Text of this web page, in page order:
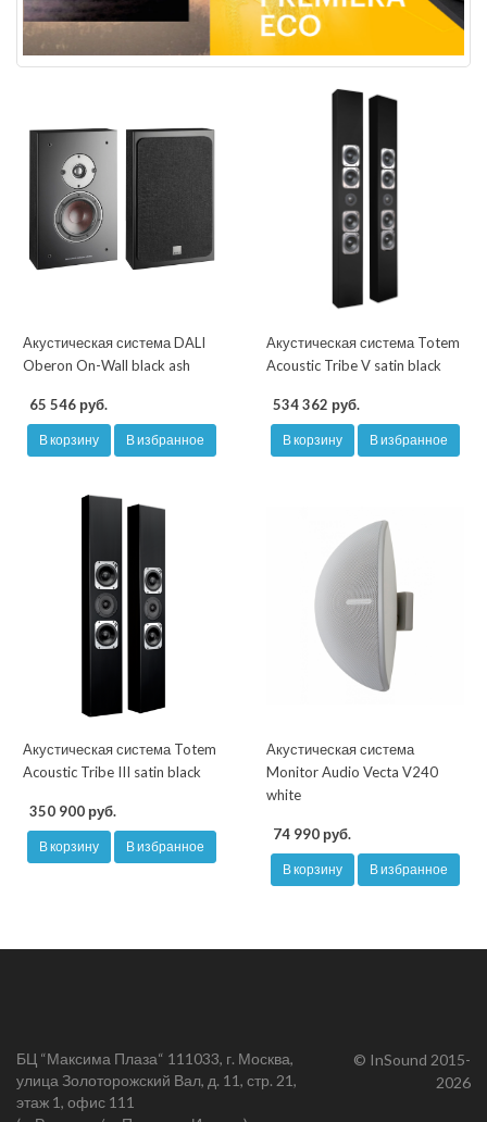
Акустическая система DALI
Oberon On-Wall black ash
65 546 руб.
В корзину В избранное
Акустическая система Totem
Acoustic Tribe V satin black
534 362 руб.
В корзину В избранное
Акустическая система Totem
Acoustic Tribe III satin black
350 900 руб.
В корзину В избранное
Акустическая система
Monitor Audio Vecta V240
white
74 990 руб.
В корзину В избранное
БЦ “Максима Плаза“ 111033, г. Москва,
улица Золоторожский Вал, д. 11, стр. 21,
этаж 1, офис 111
© InSound 2015-
2026